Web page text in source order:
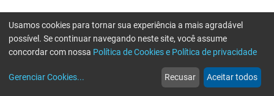
web
Notícias
more_horiz
Mais
Usamos cookies para tornar sua experiência a mais agradável
possível. Se continuar navegando neste site, você assume
concordar com nossa Política de Cookies e Política de privacidade
Gerenciar Cookies... Recusar Aceitar todos
Erro ao enviar informações, por favor tente novamente